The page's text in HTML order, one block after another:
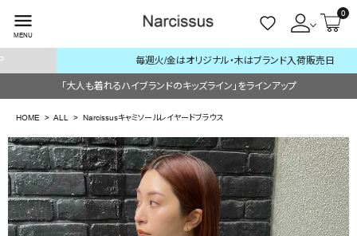
menu
MENU
0
ようこそ ゲスト 様
search
NEW IN
毎週火/金はオリジナル・木はブランド入荷販売日
「大人も着れるハイブランドのキッズライン」をラインアップ
HOME ALL Narcissusキャミソールレイヤードブラウス